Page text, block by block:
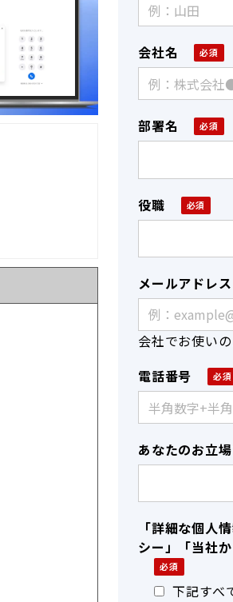
会社名
部署名
役職
メールアドレス
会社でお使い
電話番号
あなたのお立
「詳細な個人
シー」「当社
下記すべ